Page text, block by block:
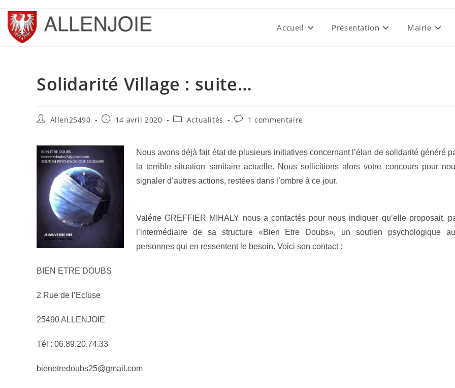
content
Accueil Présentation Mairie
Solidarité Village : suite…
Auteur/autrice
publication :
Allen25490
Publication
14 avril 2020
PostActualités
Commentaires
publication :
1 commentaire
Nous avons déjà fait état de plusieurs initiatives concernant l’élan de solidarité généré
la terrible situation sanitaire actuelle. Nous sollicitions alors votre concours pour
signaler d’autres actions, restées dans l’ombre à ce jour.
Valérie GREFFIER MIHALY nous a contactés pour nous indiquer qu’elle proposait,
l’intermédiaire de sa structure «Bien Etre Doubs», un soutien psychologique
personnes qui en ressentent le besoin. Voici son contact :
BIEN ETRE DOUBS
2 Rue de l’Ecluse
25490 ALLENJOIE
Tél : 06.89.20.74.33
bienetredoubs25@gmail.com